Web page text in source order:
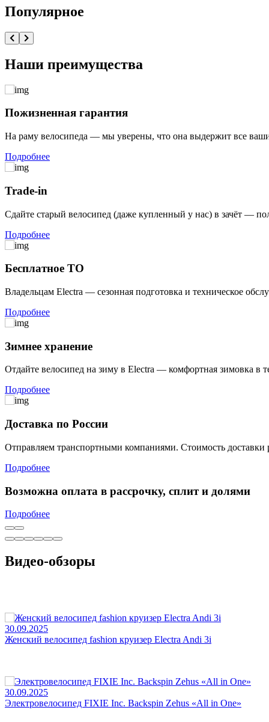
Популярное
Наши преимущества
Пожизненная гарантия
На раму велосипеда — мы уверены, что она выдержит все
Подробнее
Trade-in
Сдайте старый велосипед (даже купленный у нас) в зачёт —
Подробнее
Бесплатное ТО
Владельцам Electra — сезонная подготовка и техническое
Подробнее
Зимнее хранение
Отдайте велосипед на зиму в Electra — комфортная зимовка в
Подробнее
Доставка по Росcии
Отправляем транспортными компаниями. Стоимость доставки
Подробнее
Возможна оплата в рассрочку, сплит и долями
Подробнее
Видео-обзоры
30.09.2025
Женский велосипед fashion круизер Electra Andi 3i
30.09.2025
Электровелосипед FIXIE Inc. Backspin Zehus «All in One»